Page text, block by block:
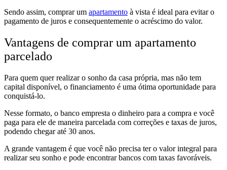
Sendo assim, comprar um apartamento à vista é ideal para evitar o
pagamento de juros e consequentemente o acréscimo do valor.
Vantagens de comprar um apartamento
parcelado
Para quem quer realizar o sonho da casa própria, mas não tem
capital disponível, o financiamento é uma ótima oportunidade para
conquistá-lo.
Nesse formato, o banco empresta o dinheiro para a compra e você
paga para ele de maneira parcelada com correções e taxas de juros,
podendo chegar até 30 anos.
A grande vantagem é que você não precisa ter o valor integral para
realizar seu sonho e pode encontrar bancos com taxas favoráveis.